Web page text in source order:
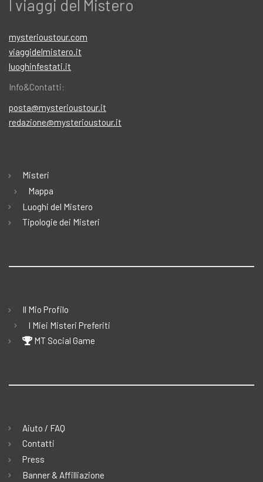
I viaggi del Mistero
mysterioustour.com
viaggidelmistero.it
luoghinfestati.it
Info&Contatti:
posta@mysterioustour.it
redazione@mysterioustour.it
Misteri
Mappa
Luoghi del Mistero
Tipologie dei Misteri
Il Mio Profilo
I Miei Misteri Preferiti
MT Social Game
Aiuto / FAQ
Contatti
Press
Banner & Affilliazione